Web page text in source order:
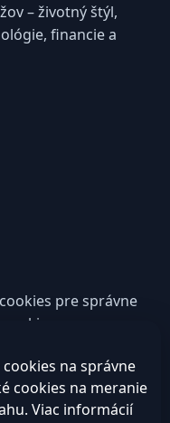
– životný štýl,
financie a
pre správne
na
skúsenosti.
na správne
cookies na meranie
Viac informácií